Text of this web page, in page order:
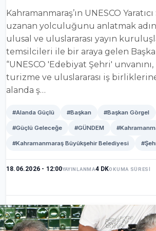
Kahramanmaraş’ın UNESCO
uzanan yolculuğunu anlatmak
ulusal ve uluslararası yayın
temsilcileri ile bir araya gelen
“UNESCO 'Edebiyat Şehri'
turizme ve uluslararası iş
alanda ş…
#Alanda Güçlü #Başkan #Başkan Görgel
#Güçlü Geleceğe #GÜNDEM
#Kahramanmaraş Büyükşehir Belediyesi
18.06.2026 - 12:00YAYINLANMA4 DKOKUMA SÜRESİ